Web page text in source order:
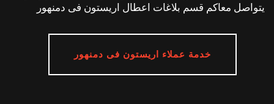
يتواصل معاكم قسم بلاغات اعطال اريستون فى دمنهور
خدمة عملاء اريستون فى دمنهور